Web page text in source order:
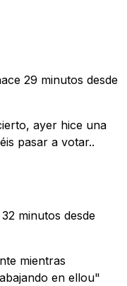
29 minutos desde
ayer hice una
pasar a votar..
minutos desde
mientras
en ellou"